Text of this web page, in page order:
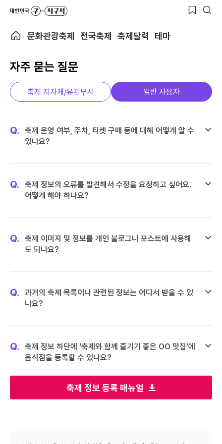
문화관광축제 전국축제 축제달력 테마
자주 묻는 질문
축제 정보 등록 매뉴얼
축제 지자체/유관부서 일반 사용자
Q.
축제 운영 여부, 주차, 티켓 구매 등에 대해 어떻게 알 수
있나요?
Q.
축제 정보의 오류를 발견해서 수정을 요청하고 싶어요.
어떻게 해야 하나요?
Q.
축제 이미지 및 정보를 개인 블로그나 포스트에 사용해
도 되나요?
Q.
과거의 축제 목록이나 관련된 정보는 어디서 받을 수 있
나요?
Q.
축제 정보 하단에 ‘축제와 함께 즐기기 좋은 OO 맛집’에
음식점을 등록할 수 있나요?